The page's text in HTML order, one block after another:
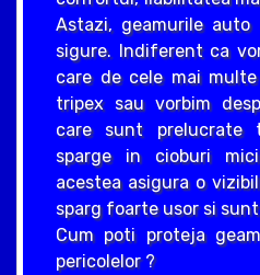
Astazi, geamurile
sigure. Indiferent ca
care de cele mai
tripex sau vorbim
care sunt prelucrate
sparge in cioburi
acestea asigura o
sparg foarte usor si
Cum poti proteja
pericolelor ?